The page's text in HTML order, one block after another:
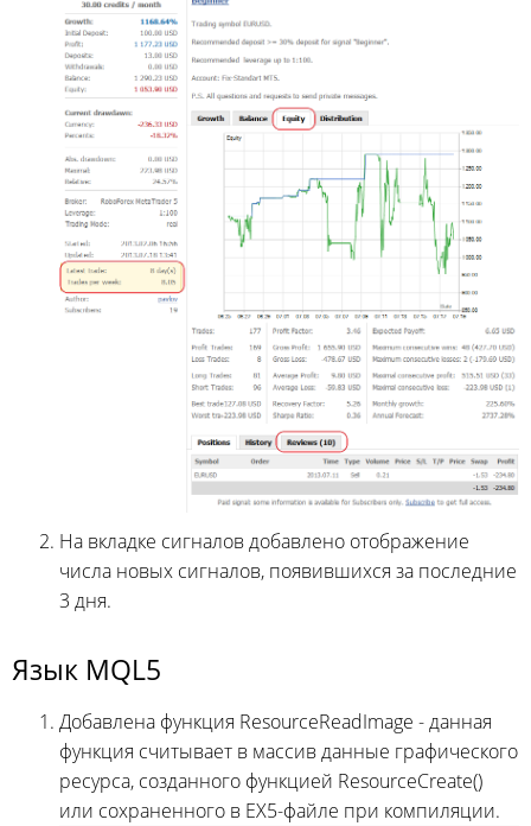
На вкладке сигналов добавлено отображение
числа новых сигналов, появившихся за последние
3 дня.
Язык MQL5
Добавлена функция ResourceReadImage - данная
функция считывает в массив данные графического
ресурса, созданного функцией ResourceCreate()
или сохраненного в EX5-файле при компиляции.